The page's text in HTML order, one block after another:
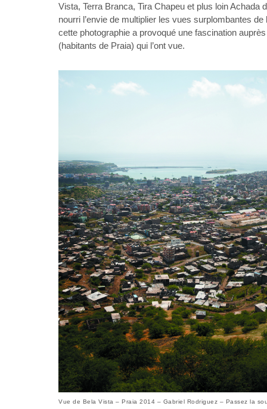
Vista, Terra Branca, Tira Chapeu et plus loin Achada
nourri l’envie de multiplier les vues surplombantes de
cette photographie a provoqué une fascination
(habitants de Praia) qui l’ont vue.
Vue de Bela Vista – Praia 2014 – Gabriel Rodriguez – Passez la